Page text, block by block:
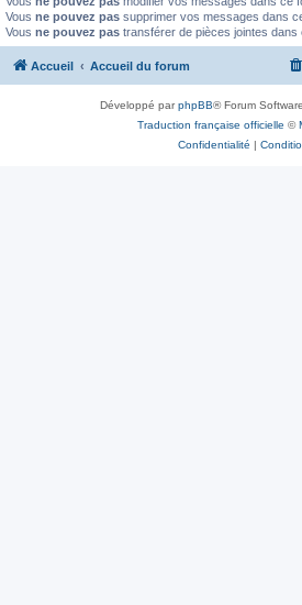
Vous ne pouvez pas supprimer vos messages dans
Vous ne pouvez pas transférer de pièces jointes dans
Accueil Accueil du forum
Développé parphpBB® Forum
Traduction française officielle ©
Confidentialité |